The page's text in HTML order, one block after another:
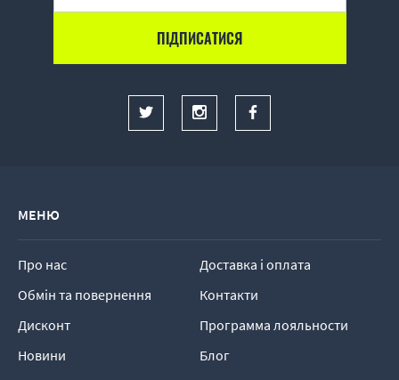
МЕНЮ
Про нас
Доставка і оплата
Обмін та повернення
Контакти
Дисконт
Программа лояльности
Новини
Блог